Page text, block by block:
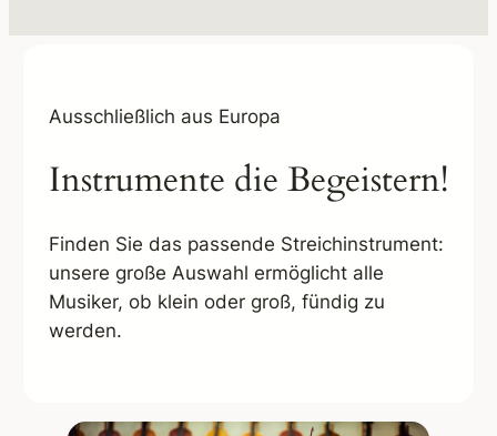
Ausschließlich aus Europa
Instrumente die Begeistern!
Finden Sie das passende Streichinstrument:
unsere große Auswahl ermöglicht alle
Musiker, ob klein oder groß, fündig zu
werden.